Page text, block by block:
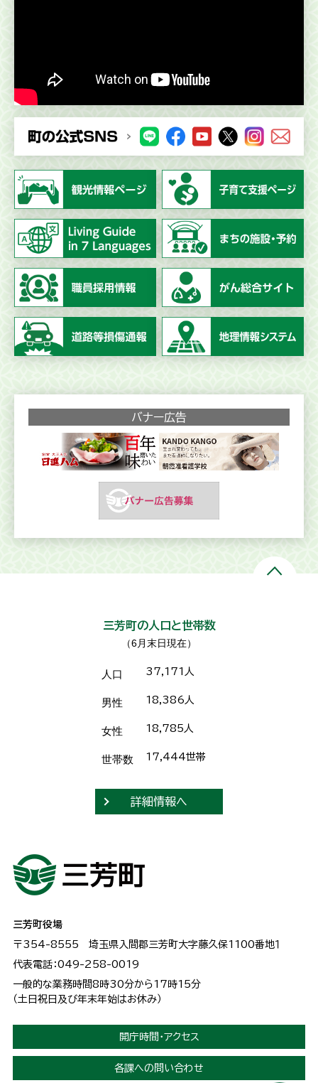
バナー広告
三芳町の人口と世帯数
（6月末日現在）
人口 37,171人
男性 18,386人
女性 18,785人
世帯数 17,444世帯
詳細情報へ
三芳町役場
〒354-8555 埼玉県入間郡三芳町大字藤久保1100番地１
代表電話：049-258-0019
一般的な業務時間8時30分から17時15分
（土日祝日及び年末年始はお休み）
開庁時間・アクセス
各課への問い合わせ